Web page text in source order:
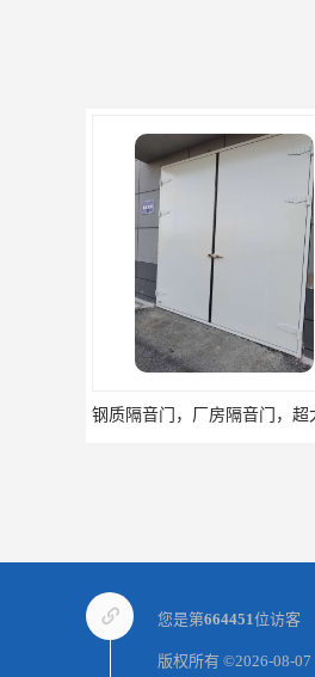
您是第664451位访客
版权所有 ©2026-08-07